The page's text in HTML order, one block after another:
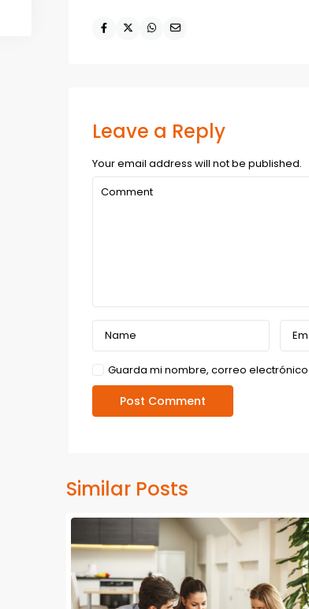
Leave a Reply
Your email address will not be published.
Guarda mi nombre, correo
Similar Posts